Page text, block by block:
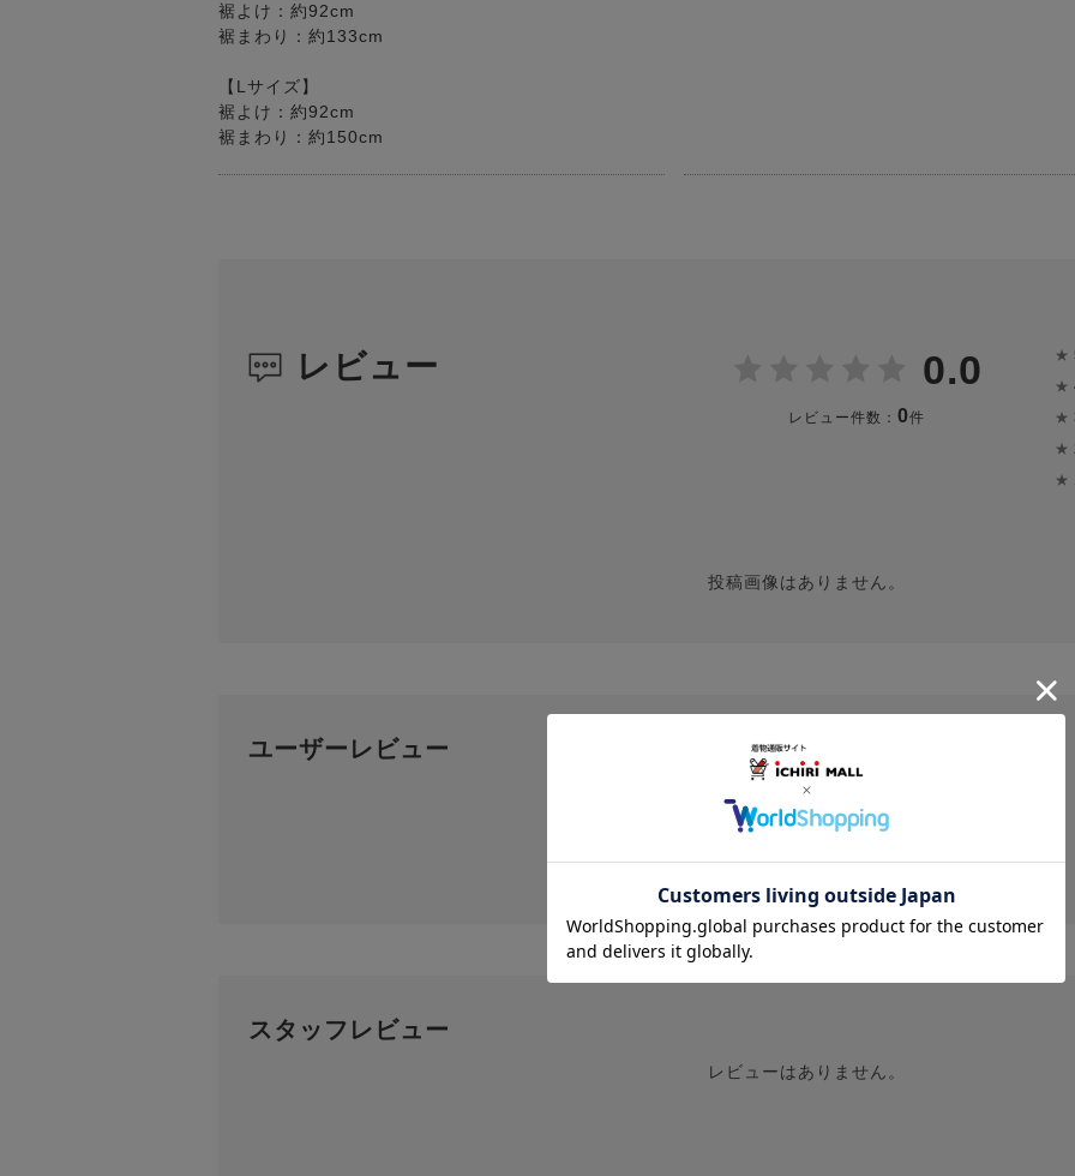
裾よけ：約92cm
裾まわり：約133cm
【Lサイズ】
裾よけ：約92cm
裾まわり：約150cm
レビュー 0.0
レビュー件数： 0件
★
★
★
★
★
投稿画像はありません。
ユーザーレビュー
レビューはありません。
スタッフレビュー
レビューはありません。